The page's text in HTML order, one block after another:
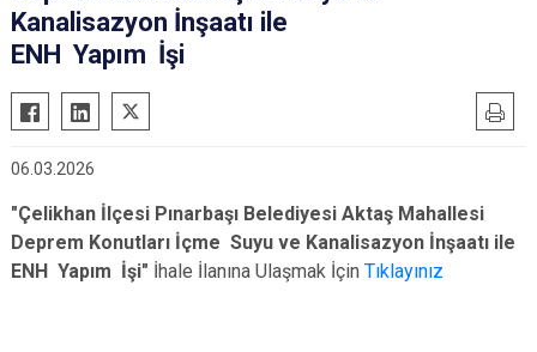
Çelikhan
Gerger
Kahta
Samsat
Tut
Kanalisazyon İnşaatı ile
ENH Yapım İşi
06.03.2026
"Çelikhan İlçesi Pınarbaşı Belediyesi Aktaş Mahallesi
Deprem Konutları İçme Suyu ve Kanalisazyon İnşaatı ile
ENH Yapım İşi" İhale İlanına Ulaşmak İçin Tıklayınız